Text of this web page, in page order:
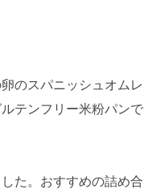
のスパニッシュオムレ
テンフリー米粉パンで
た。おすすめの詰め合